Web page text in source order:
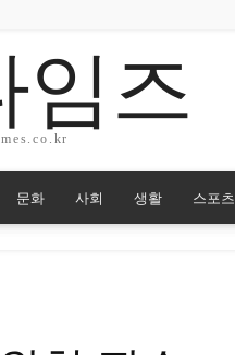
임즈
문화 사회 생활 스포츠